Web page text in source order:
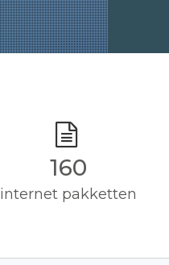
160
internet pakketten